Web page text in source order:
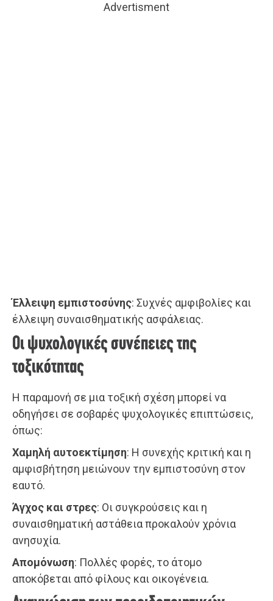
Advertisment
Έλλειψη εμπιστοσύνης: Συχνές αμφιβολίες και
έλλειψη συναισθηματικής ασφάλειας.
Οι ψυχολογικές συνέπειες της
τοξικότητας
Η παραμονή σε μια τοξική σχέση μπορεί να
οδηγήσει σε σοβαρές ψυχολογικές επιπτώσεις,
όπως:
Χαμηλή αυτοεκτίμηση: Η συνεχής κριτική και η
αμφισβήτηση μειώνουν την εμπιστοσύνη στον
εαυτό.
Άγχος και στρες: Οι συγκρούσεις και η
συναισθηματική αστάθεια προκαλούν χρόνια
ανησυχία.
Απομόνωση: Πολλές φορές, το άτομο
αποκόβεται από φίλους και οικογένεια.